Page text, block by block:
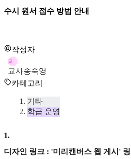
수시 원서 접수 방법 안내
작성자
교
교사송숙영
카테고리
기타
학급 운영
1.
디자인 링크 : '미리캔버스 웹 게시'